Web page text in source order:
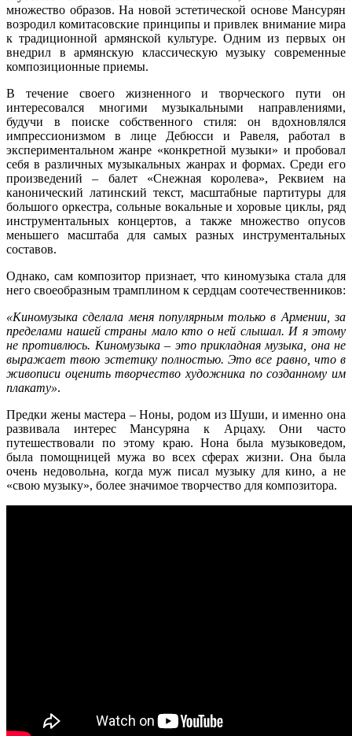
множество образов. На новой эстетической основе Мансурян
возродил комитасовские принципы и привлек внимание мира
к традиционной армянской культуре. Одним из первых он
внедрил в армянскую классическую музыку современные
композиционные приемы.
В течение своего жизненного и творческого пути он
интересовался многими музыкальными направлениями,
будучи в поиске собственного стиля: он вдохновлялся
импрессионизмом в лице Дебюсси и Равеля, работал в
экспериментальном жанре «конкретной музыки» и пробовал
себя в различных музыкальных жанрах и формах. Среди его
произведений – балет «Снежная королева», Реквием на
канонический латинский текст, масштабные партитуры для
большого оркестра, сольные вокальные и хоровые циклы, ряд
инструментальных концертов, а также множество опусов
меньшего масштаба для самых разных инструментальных
составов.
Однако, сам композитор признает, что киномузыка стала для
него своеобразным трамплином к сердцам соотечественников:
«Киномузыка сделала меня популярным только в Армении, за
пределами нашей страны мало кто о ней слышал. И я этому
не противлюсь. Киномузыка – это прикладная музыка, она не
выражает твою эстетику полностью. Это все равно, что в
живописи оценить творчество художника по созданному им
плакату».
Предки жены мастера – Ноны, родом из Шуши, и именно она
развивала интерес Мансуряна к Арцаху. Они часто
путешествовали по этому краю. Нона была музыковедом,
была помощницей мужа во всех сферах жизни. Она была
очень недовольна, когда муж писал музыку для кино, а не
«свою музыку», более значимое творчество для композитора.